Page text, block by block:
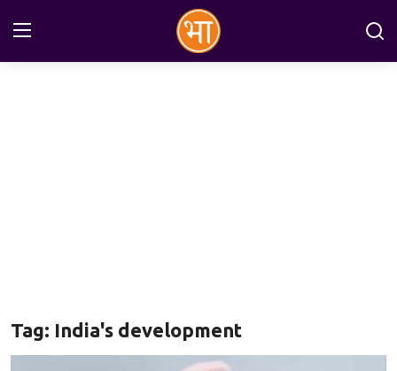
जानकारियाँ
Tag: India's development